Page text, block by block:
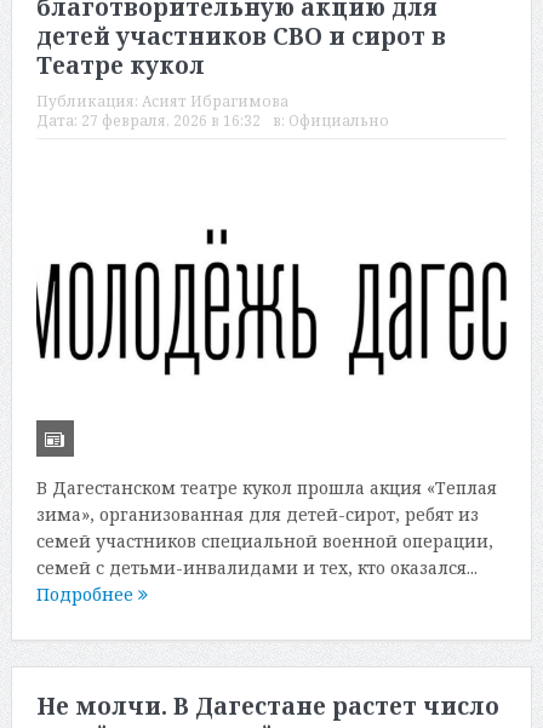
благотворительную акцию для
детей участников СВО и сирот в
Театре кукол
Публикация: Асият Ибрагимова
Дата: 27 февраля, 2026 в 16:32 в: Официально
В Дагестанском театре кукол прошла акция «Теплая
зима», организованная для детей-сирот, ребят из
семей участников специальной военной операции,
семей с детьми-инвалидами и тех, кто оказался...
Подробнее
Не молчи. В Дагестане растет число